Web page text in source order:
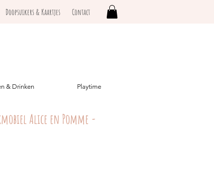
Doopsuikers & Kaartjes Contact
& Drinken Playtime
Alice en Pomme -